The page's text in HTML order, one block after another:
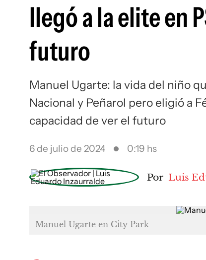
llegó a la elite en
futuro
Manuel Ugarte: la vida del niño
Nacional y Peñarol pero eligió a
capacidad de ver el futuro
6 de julio de 2024 0:19 hs
Por Luis
Manuel Ugarte en City Park